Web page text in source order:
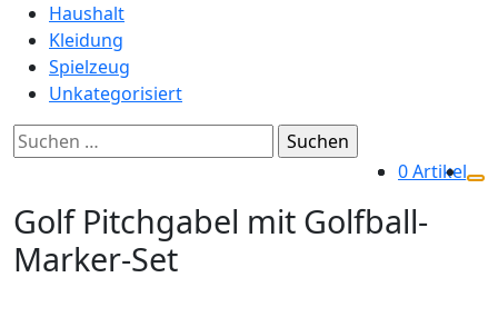
Haushalt
Kleidung
Spielzeug
Unkategorisiert
0 Artikel
Suchen
nach:
Golf Pitchgabel mit Golfball-
Marker-Set